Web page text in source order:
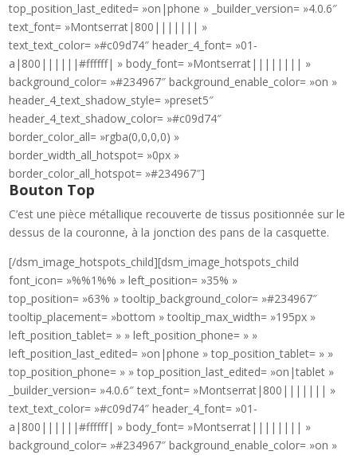
top_position_last_edited= »on|phone » _builder_version= »4.0.6″
text_font= »Montserrat|800||||||| »
text_text_color= »#c09d74″ header_4_font= »01-
a|800||||||#ffffff| » body_font= »Montserrat|||||||| »
background_color= »#234967″ background_enable_color= »on »
header_4_text_shadow_style= »preset5″
header_4_text_shadow_color= »#c09d74″
border_color_all= »rgba(0,0,0,0) »
border_width_all_hotspot= »0px »
border_color_all_hotspot= »#234967″]
Bouton Top
C’est une pièce métallique recouverte de tissus positionnée sur le
dessus de la couronne, à la jonction des pans de la casquette.
[/dsm_image_hotspots_child][dsm_image_hotspots_child
font_icon= »%%1%% » left_position= »35% »
top_position= »63% » tooltip_background_color= »#234967″
tooltip_placement= »bottom » tooltip_max_width= »195px »
left_position_tablet= » » left_position_phone= » »
left_position_last_edited= »on|phone » top_position_tablet= » »
top_position_phone= » » top_position_last_edited= »on|tablet »
_builder_version= »4.0.6″ text_font= »Montserrat|800||||||| »
text_text_color= »#c09d74″ header_4_font= »01-
a|800||||||#ffffff| » body_font= »Montserrat|||||||| »
background_color= »#234967″ background_enable_color= »on »